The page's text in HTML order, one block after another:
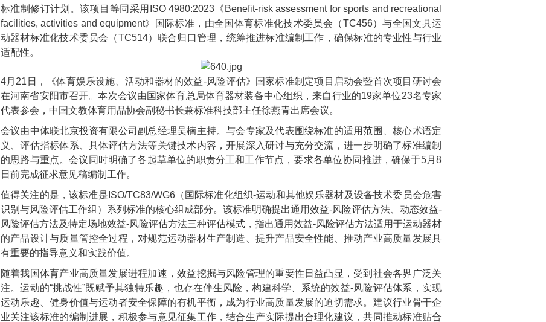
标准制修订计划。该项目等同采用ISO 4980:2023《Benefit-risk assessment for sports and recreational
facilities, activities and equipment》国际标准，由全国体育标准化技术委员会（TC456）与全国文具运
动器材标准化技术委员会（TC514）联合归口管理，统筹推进标准编制工作，确保标准的专业性与行业
适配性。
4月21日，《体育娱乐设施、活动和器材的效益-风险评估》国家标准制定项目启动会暨首次项目研讨会
在河南省安阳市召开。本次会议由国家体育总局体育器材装备中心组织，来自行业的19家单位23名专家
代表参会，中国文教体育用品协会副秘书长兼标准科技部主任徐燕青出席会议。
会议由中体联北京投资有限公司副总经理吴楠主持。与会专家及代表围绕标准的适用范围、核心术语定
义、评估指标体系、具体评估方法等关键技术内容，开展深入研讨与充分交流，进一步明确了标准编制
的思路与重点。会议同时明确了各起草单位的职责分工和工作节点，要求各单位协同推进，确保于5月8
日前完成征求意见稿编制工作。
值得关注的是，该标准是ISO/TC83/WG6（国际标准化组织-运动和其他娱乐器材及设备技术委员会危害
识别与风险评估工作组）系列标准的核心组成部分。该标准明确提出通用效益-风险评估方法、动态效益-
风险评估方法及特定场地效益-风险评估方法三种评估模式，指出通用效益-风险评估方法适用于运动器材
的产品设计与质量管控全过程，对规范运动器材生产制造、提升产品安全性能、推动产业高质量发展具
有重要的指导意义和实践价值。
随着我国体育产业高质量发展进程加速，效益挖掘与风险管理的重要性日益凸显，受到社会各界广泛关
注。运动的“挑战性”既赋予其独特乐趣，也存在伴生风险，构建科学、系统的效益-风险评估体系，实现
运动乐趣、健身价值与运动者安全保障的有机平衡，成为行业高质量发展的迫切需求。建议行业骨干企
业关注该标准的编制进展，积极参与意见征集工作，结合生产实际提出合理化建议，共同推动标准贴合